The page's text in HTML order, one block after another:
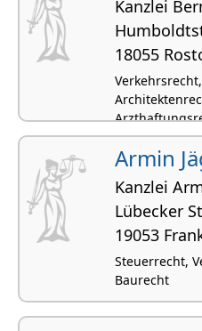
Kanzlei
18055
Armin
Kanzlei
Lübecker
19053
Steuerrecht,
Baurecht